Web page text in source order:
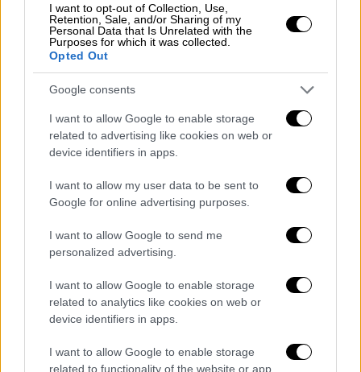
I want to opt-out of Collection, Use,
Retention, Sale, and/or Sharing of my
Personal Data that Is Unrelated with the
Purposes for which it was collected.
Opted Out
Google consents
I want to allow Google to enable storage
related to advertising like cookies on web or
device identifiers in apps.
I want to allow my user data to be sent to
Google for online advertising purposes.
I want to allow Google to send me
personalized advertising.
I want to allow Google to enable storage
related to analytics like cookies on web or
device identifiers in apps.
I want to allow Google to enable storage
related to functionality of the website or app.
τους να ακούγονται στουςδιαδρόμους της
Βουλής αναγκάστηκεναεπέμβει
φρουρά
αλλά και ο βουλευτής της
Βασίλης Σπανάκης για να τους χωρίσουν.
Επεισόδιο Πολάκη και με άλλον
βουλευτή της ΝΔ για την
ψαροταβέρνα στο Μοσχάτο
Νωρίτερα, μάλιστα, ο κ.Πολάκης ήρθε…
αντιμέτωπος και με τον βουλευτή
Δημοκρατίας,Χριστόφορο Μπουτσιτάκη
περιστύλιοτης Βουλής. Το επεισόδιο
ξεκίνησε όταν, ο πρώην αναπληρωτής
Υπουργός Υγείας πάρκαρε την μοτοσικλέτα
του στο προαύλιο της Βουλής και είδε τον